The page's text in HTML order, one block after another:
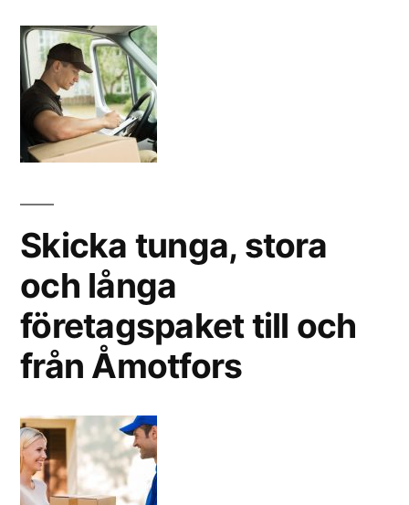
Skicka tunga, stora
och långa
företagspaket till och
från Åmotfors